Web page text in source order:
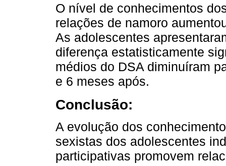
O nível de conhecimentos
relações de namoro
As adolescentes
diferença estatisticamente
médios do DSA diminuíram
e 6 meses após.
Conclusão:
A evolução dos
sexistas dos adolescentes
participativas promovem